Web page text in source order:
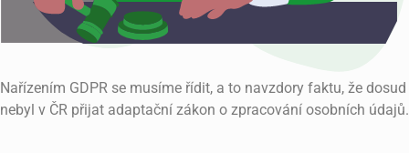
Nařízením GDPR se musíme řídit, a to navzdory faktu, že dosud
nebyl v ČR přijat adaptační zákon o zpracování osobních údajů.